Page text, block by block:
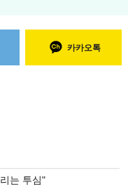
카카오톡
는 투심"